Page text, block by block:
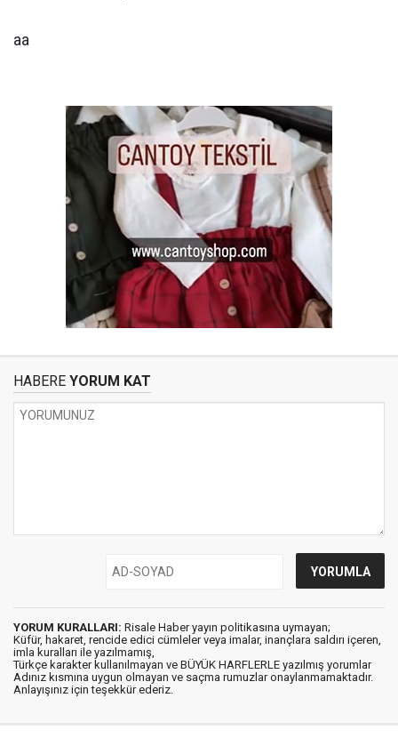
aa
HABERE YORUM KAT
YORUM KURALLARI: Risale Haber yayın politikasına uymayan;
Küfür, hakaret, rencide edici cümleler veya imalar, inançlara saldırı içeren,
imla kuralları ile yazılmamış,
Türkçe karakter kullanılmayan ve BÜYÜK HARFLERLE yazılmış yorumlar
Adınız kısmına uygun olmayan ve saçma rumuzlar onaylanmamaktadır.
Anlayışınız için teşekkür ederiz.